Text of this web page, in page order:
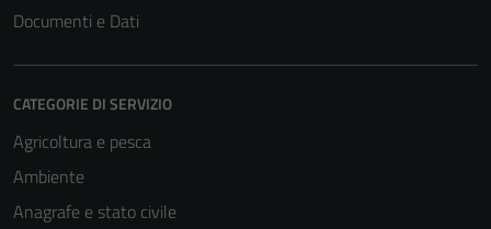
Documenti e Dati
CATEGORIE DI SERVIZIO
Agricoltura e pesca
Ambiente
Anagrafe e stato civile